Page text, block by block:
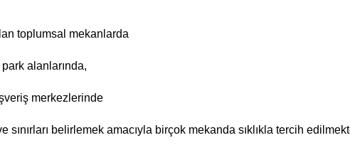
toplumsal mekanlarda
alanlarında,
merkezlerinde
belirlemek amacıyla birçok mekanda sıklıkla tercih